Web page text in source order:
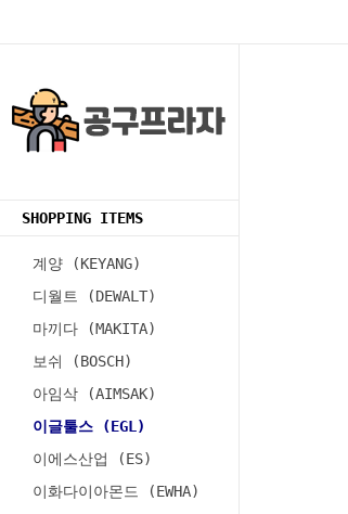
SHOPPING ITEMS
계양 (KEYANG)
디월트 (DEWALT)
마끼다 (MAKITA)
보쉬 (BOSCH)
아임삭 (AIMSAK)
이글툴스 (EGL)
이에스산업 (ES)
이화다이아몬드 (EWHA)